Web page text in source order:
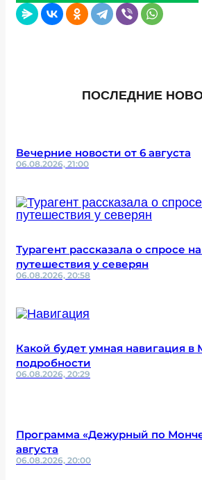
ПОСЛЕДНИЕ
Вечерние новости от 6 августа
06.08.2026, 21:00
Турагент рассказала о спросе
путешествия у северян
06.08.2026, 20:58
Какой будет умная навигация в
подробности
06.08.2026, 20:29
Программа «Дежурный по
августа
06.08.2026, 20:00